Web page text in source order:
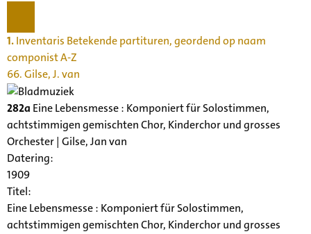
1.Inventaris Betekende partituren, geordend op naam
componist A-Z
66. Gilse, J. van
282a Eine Lebensmesse : Komponiert für Solostimmen,
achtstimmigen gemischten Chor, Kinderchor und grosses
Orchester | Gilse, Jan van
Datering:
1909
Titel:
Eine Lebensmesse : Komponiert für Solostimmen,
achtstimmigen gemischten Chor, Kinderchor und grosses